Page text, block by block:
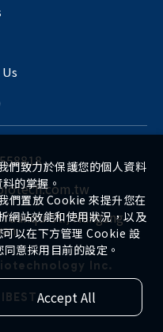
St., Nangang
Inc.
IBEST
們致力於保護您的個人資料
的掌握。
們置放 Cookie 來提升您在
網站效能和使用狀況，以及
以在下方管理 Cookie 設
意採用目前的設定。
Accept All